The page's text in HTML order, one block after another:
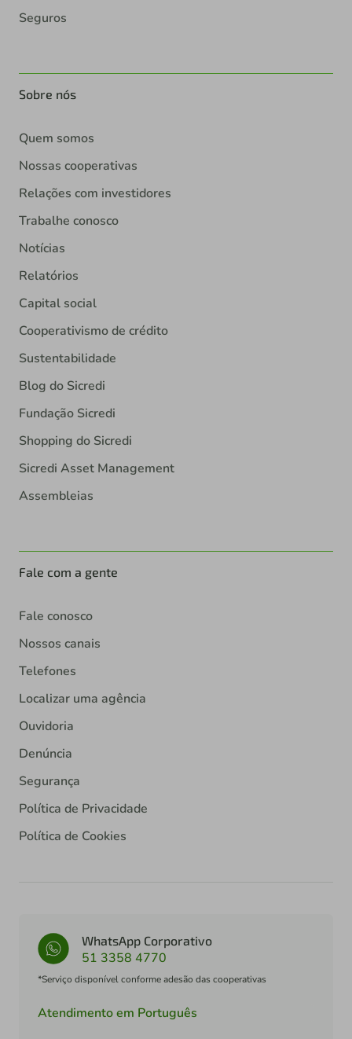
Seguros
Sobre nós
Quem somos
Nossas cooperativas
Relações com investidores
Trabalhe conosco
Notícias
Relatórios
Capital social
Cooperativismo de crédito
Sustentabilidade
Blog do Sicredi
Fundação Sicredi
Shopping do Sicredi
Sicredi Asset Management
Assembleias
Fale com a gente
Fale conosco
Nossos canais
Telefones
Localizar uma agência
Ouvidoria
Denúncia
Segurança
Política de Privacidade
Política de Cookies
WhatsApp Corporativo
51 3358 4770
*Serviço disponível conforme adesão das cooperativas
Atendimento em Português